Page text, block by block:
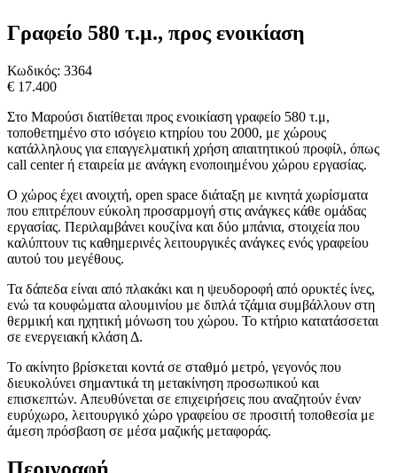
Γραφείο 580 τ.μ., προς ενοικίαση
Κωδικός: 3364
€ 17.400
Στο Μαρούσι διατίθεται προς ενοικίαση γραφείο 580 τ.μ,
τοποθετημένο στο ισόγειο κτηρίου του 2000, με χώρους
κατάλληλους για επαγγελματική χρήση απαιτητικού προφίλ, όπως
call center ή εταιρεία με ανάγκη ενοποιημένου χώρου εργασίας.
Ο χώρος έχει ανοιχτή, open space διάταξη με κινητά χωρίσματα
που επιτρέπουν εύκολη προσαρμογή στις ανάγκες κάθε ομάδας
εργασίας. Περιλαμβάνει κουζίνα και δύο μπάνια, στοιχεία που
καλύπτουν τις καθημερινές λειτουργικές ανάγκες ενός γραφείου
αυτού του μεγέθους.
Τα δάπεδα είναι από πλακάκι και η ψευδοροφή από ορυκτές ίνες,
ενώ τα κουφώματα αλουμινίου με διπλά τζάμια συμβάλλουν στη
θερμική και ηχητική μόνωση του χώρου. Το κτήριο κατατάσσεται
σε ενεργειακή κλάση Δ.
Το ακίνητο βρίσκεται κοντά σε σταθμό μετρό, γεγονός που
διευκολύνει σημαντικά τη μετακίνηση προσωπικού και
επισκεπτών. Απευθύνεται σε επιχειρήσεις που αναζητούν έναν
ευρύχωρο, λειτουργικό χώρο γραφείου σε προσιτή τοποθεσία με
άμεση πρόσβαση σε μέσα μαζικής μεταφοράς.
Περιγραφή